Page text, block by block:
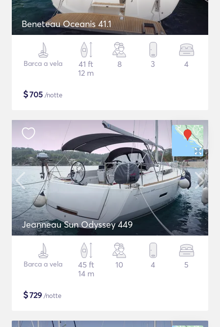
Beneteau Oceanis 41.1
Barca a vela
41 ft
12 m
8 3 4
$705 /notte
Jeanneau Sun Odyssey 449
Barca a vela
45 ft
14 m
10 4 5
$729 /notte